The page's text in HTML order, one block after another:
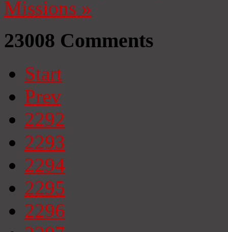
Missions »
23008 Comments
Start
Prev
2292
2293
2294
2295
2296